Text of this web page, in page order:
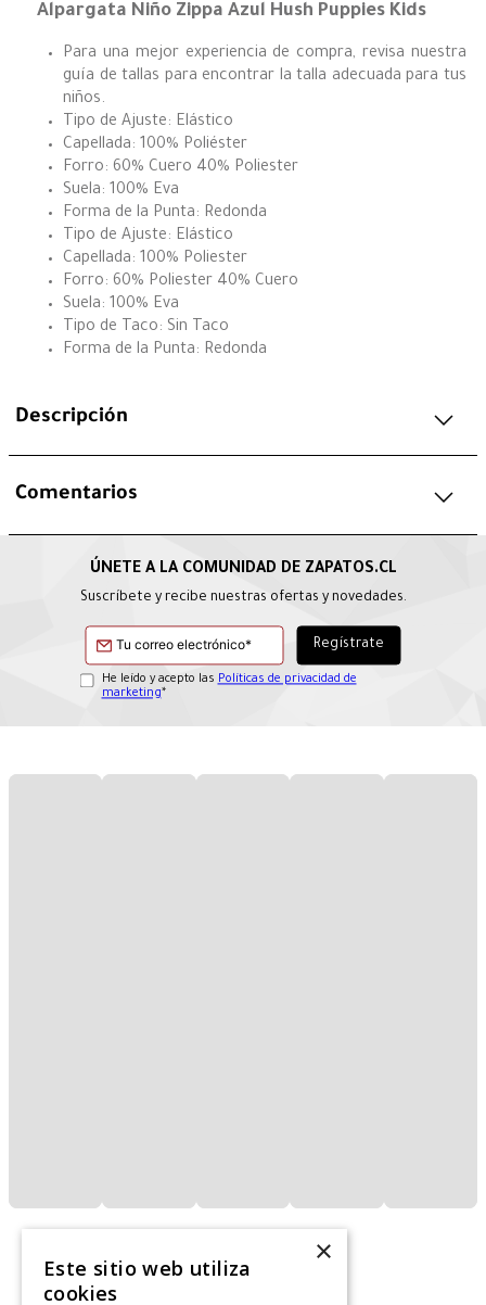
Alpargata Niño Zippa Azul Hush Puppies Kids
Para una mejor experiencia de compra, revisa nuestra
guía de tallas para encontrar la talla adecuada para tus
niños.
Tipo de Ajuste: Elástico
Capellada: 100% Poliéster
Forro: 60% Cuero 40% Poliester
Suela: 100% Eva
Forma de la Punta: Redonda
Tipo de Ajuste: Elástico
Capellada: 100% Poliester
Forro: 60% Poliester 40% Cuero
Suela: 100% Eva
Tipo de Taco: Sin Taco
Forma de la Punta: Redonda
Descripción
Comentarios
Suscríbete y recibe nuestras ofertas y novedades.
He leído y acepto las Políticas de privacidad de
marketing*
×
Este sitio web utiliza
cookies